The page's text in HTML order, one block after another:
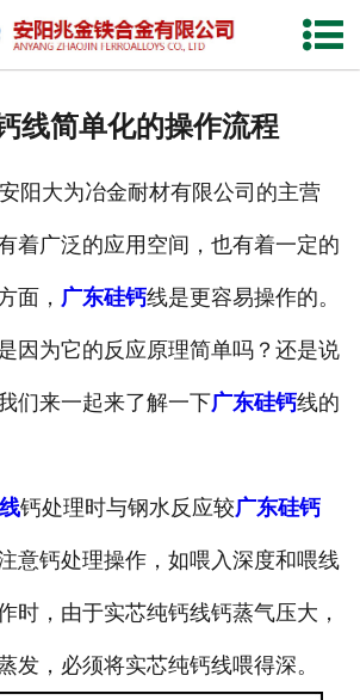
网站首页
视频中心
联系我们
线简单化的操作流程
阳大为冶金耐材有限公司的主营
着广泛的应用空间，也有着一定的
面， 广东硅钙线是更容易操作的。
因为它的反应原理简单吗？还是说
们来一起来了解一下广东硅钙线的
钙处理时与钢水反应较广东硅钙
意钙处理操作，如喂入深度和喂线
时，由于实芯纯钙线钙蒸气压大，
发，必须将实芯纯钙线喂得深。